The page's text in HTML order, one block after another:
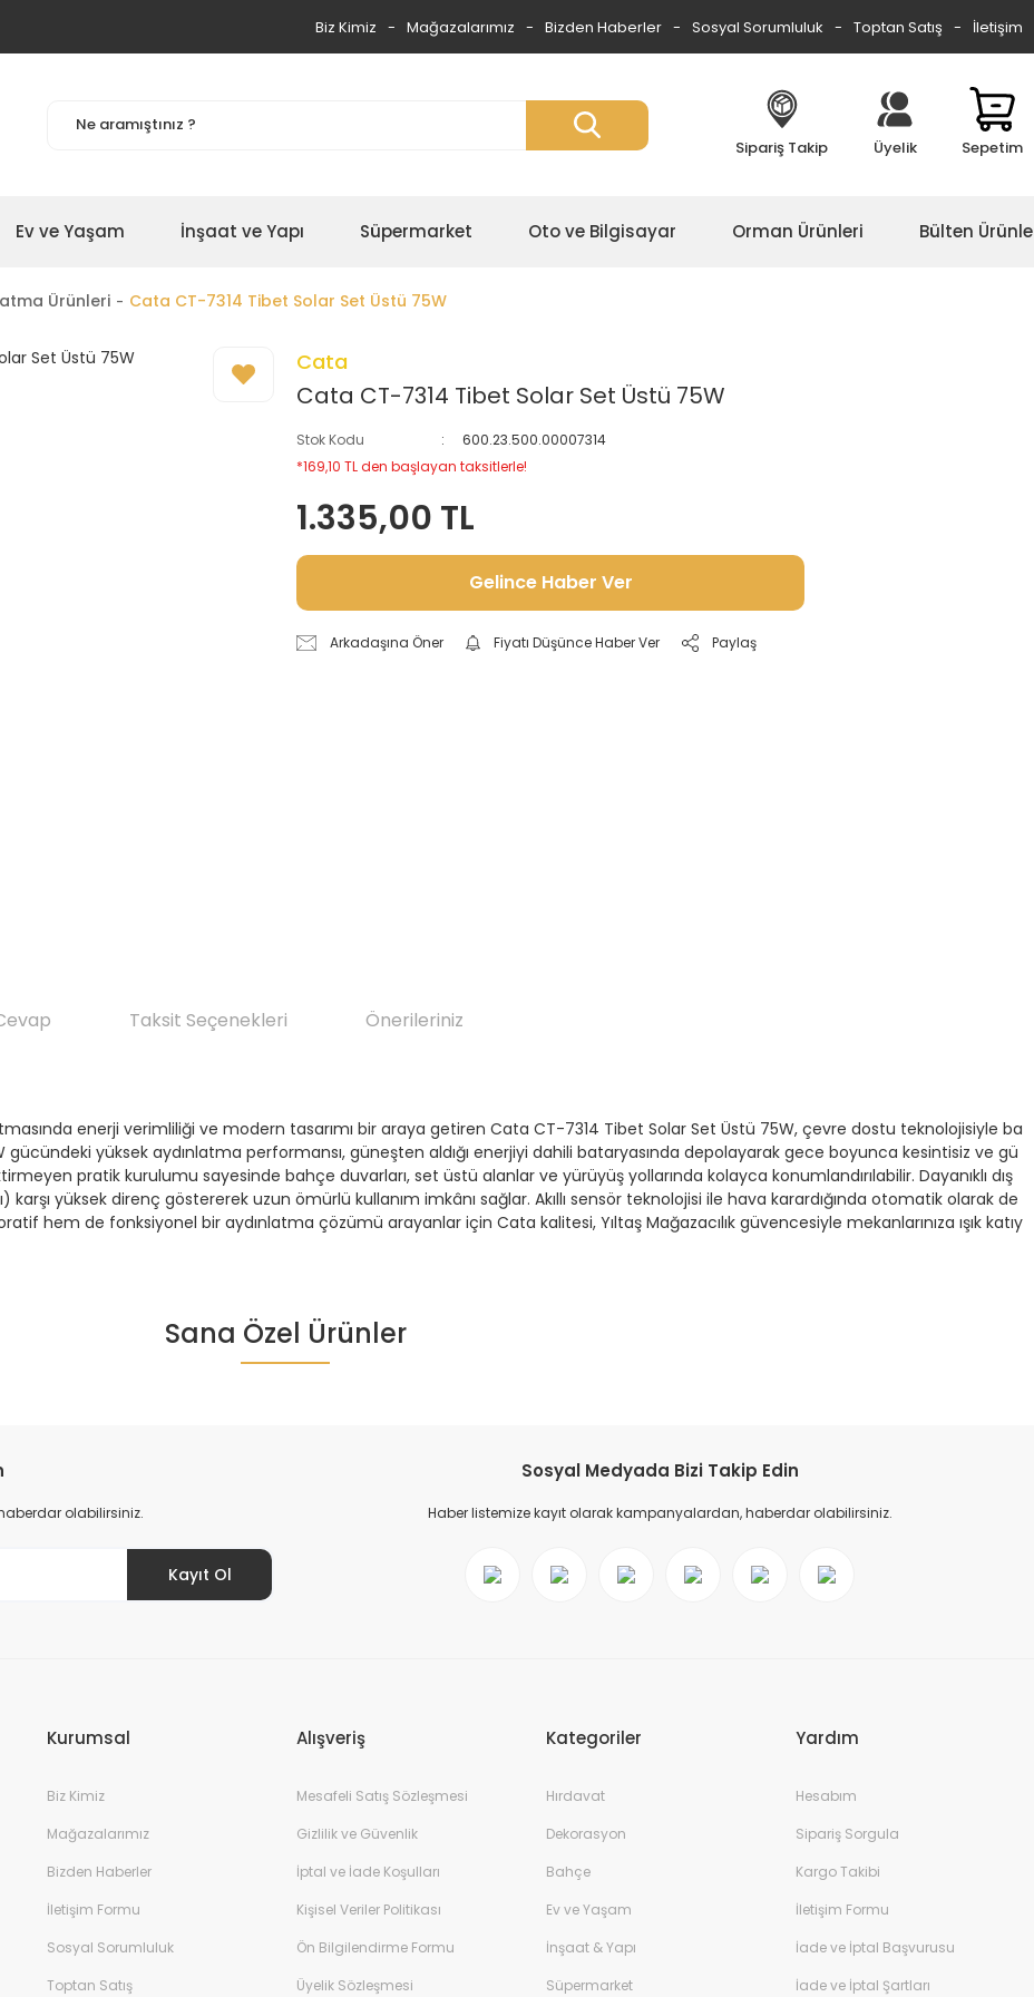
Biz Kimiz Mağazalarımız Bizden Haberler Sosyal Sorumluluk Toptan Satış İletişim
Sipariş Takip Üyelik Sepetim
Ev ve Yaşam İnşaat ve Yapı Süpermarket Oto ve Bilgisayar Orman Ürünleri Bülten
Ürünleri Cata CT-7314 Tibet Solar Set Üstü 75W
Cata
Cata CT-7314 Tibet Solar Set Üstü 75W
Stok Kodu
600.23.500.00007314
*169,10 TL den başlayan taksitlerle!
1.335,00 TL
Gelince Haber Ver
Arkadaşına Öner Fiyatı Düşünce Haber Ver Paylaş
Taksit Seçenekleri Önerileriniz
enerji verimliliği ve modern tasarımı bir araya getiren Cata CT-7314 Tibet Solar Set Üstü 75W, çevre dostu teknolojisiyle ba
yüksek aydınlatma performansı, güneşten aldığı enerjiyi dahili bataryasında depolayarak gece boyunca kesintisiz ve gü
pratik kurulumu sayesinde bahçe duvarları, set üstü alanlar ve yürüyüş yollarında kolayca konumlandırılabilir. Dayanıklı dış
karşı yüksek direnç göstererek uzun ömürlü kullanım imkânı sağlar. Akıllı sensör teknolojisi ile hava karardığında otomatik olarak de
hem de fonksiyonel bir aydınlatma çözümü arayanlar için Cata kalitesi, Yıltaş Mağazacılık güvencesiyle mekanlarınıza ışık katıy
Bu ürüne ilk yorumu siz yapın!
Ürün hakkında henüz soru sorulmamış.
yetersiz gördüğünüz noktaları öneri formunu kullanarak tarafımıza iletebilirsiniz.
Sana Özel Ürünler
olabilirsiniz.
Kayıt Ol
Sosyal Medyada Bizi Takip Edin
Haber listemize kayıt olarak kampanyalardan, haberdar olabilirsiniz.
Kurumsal
Biz Kimiz
Mağazalarımız
Bizden Haberler
İletişim Formu
Sosyal Sorumluluk
Toptan Satış
Alışveriş
Mesafeli Satış Sözleşmesi
Gizlilik ve Güvenlik
İptal ve İade Koşulları
Kişisel Veriler Politikası
Ön Bilgilendirme Formu
Üyelik Sözleşmesi
Kategoriler
Hırdavat
Dekorasyon
Bahçe
Ev ve Yaşam
İnşaat & Yapı
Süpermarket
Yardım
Hesabım
Sipariş Sorgula
Kargo Takibi
İletişim Formu
İade ve İptal Başvurusu
İade ve İptal Şartları